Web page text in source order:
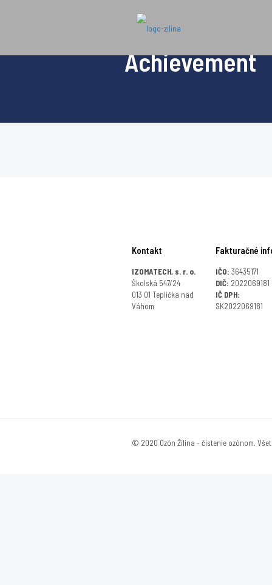
Achievement
Kontakt
IZOMATECH, s. r. o.
Školská 547/24
013 01 Teplička nad
Váhom
Fakturačné
IČO: 36435171
DIČ: 2022069181
IČ DPH:
SK2022069181
© 2020 Ozón Žilina - čistenie ozónom.